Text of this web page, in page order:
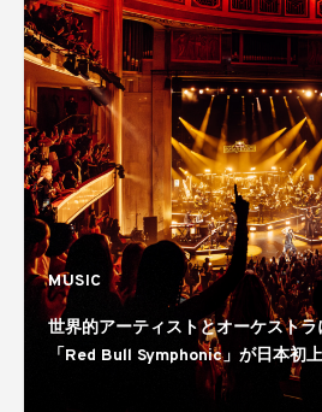
MUSIC
世界的アーティストとオーケスト
「Red Bull Symphonic」が日本初
岡、仙台、横浜の4都市で開催へ